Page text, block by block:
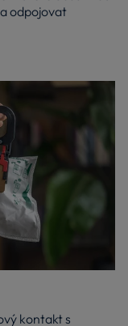
odpojovat
kontakt s